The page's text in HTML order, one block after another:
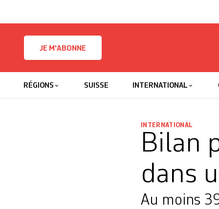
JE M'ABONNE
RÉGIONS SUISSE INTERNATIONAL
INTERNATIONAL
Bilan
dans
Au moins